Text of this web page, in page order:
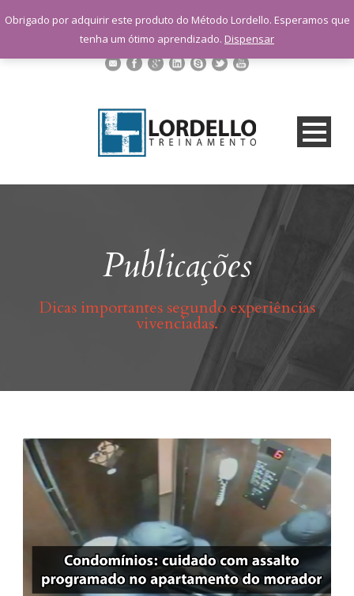
sac@lordellotreinamento.com.br
+55 11 9 1398-3091
Publicações
Dicas importantes segundo experiências
vivenciadas.
Obrigado por adquirir este produto do Método Lordello. Esperamos que
tenha um ótimo aprendizado. Dispensar